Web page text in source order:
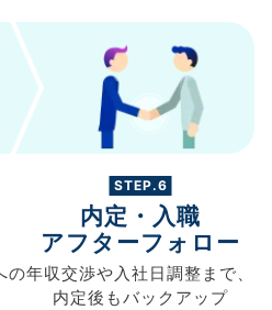
の
STEP.6
内定・入職
アフターフォロー
年収交渉や入社日調整まで、
内定後もバックアップ